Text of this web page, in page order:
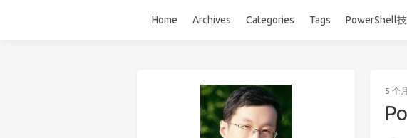
Home Archives Categories Tags PowerShell
5 个